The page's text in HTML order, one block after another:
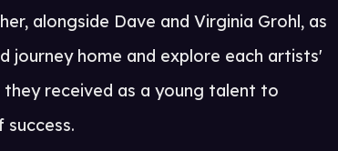
alongside Dave and Virginia Grohl, as
journey home and explore each artists'
received as a young talent to
success.